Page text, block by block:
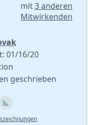
mit3 anderen
Mitwirkenden
01/16/20
geschrieben